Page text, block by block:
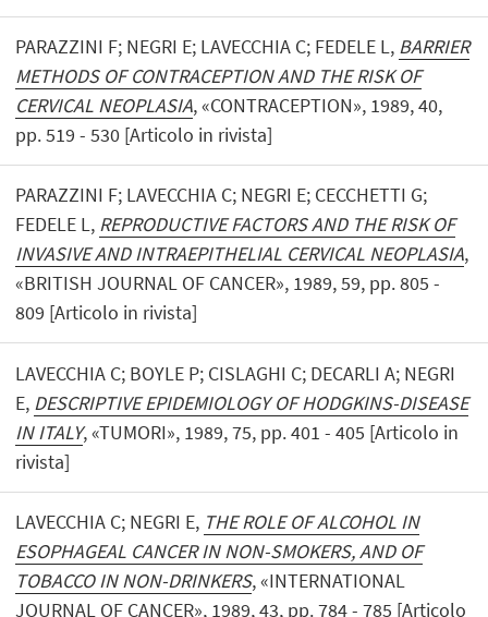
PARAZZINI F; NEGRI E; LAVECCHIA C; FEDELE L, BARRIER
METHODS OF CONTRACEPTION AND THE RISK OF
CERVICAL NEOPLASIA, «CONTRACEPTION», 1989, 40,
pp. 519 - 530 [Articolo in rivista]
PARAZZINI F; LAVECCHIA C; NEGRI E; CECCHETTI G;
FEDELE L, REPRODUCTIVE FACTORS AND THE RISK OF
INVASIVE AND INTRAEPITHELIAL CERVICAL NEOPLASIA,
«BRITISH JOURNAL OF CANCER», 1989, 59, pp. 805 -
809 [Articolo in rivista]
LAVECCHIA C; BOYLE P; CISLAGHI C; DECARLI A; NEGRI
E, DESCRIPTIVE EPIDEMIOLOGY OF HODGKINS-DISEASE
IN ITALY, «TUMORI», 1989, 75, pp. 401 - 405 [Articolo in
rivista]
LAVECCHIA C; NEGRI E, THE ROLE OF ALCOHOL IN
ESOPHAGEAL CANCER IN NON-SMOKERS, AND OF
TOBACCO IN NON-DRINKERS, «INTERNATIONAL
JOURNAL OF CANCER», 1989, 43, pp. 784 - 785 [Articolo